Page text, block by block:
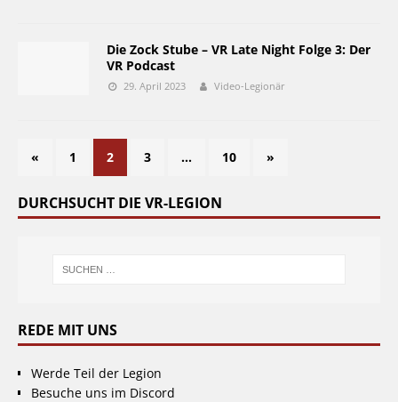
Die Zock Stube – VR Late Night Folge 3: Der
VR Podcast
29. April 2023 Video-Legionär
« 1 2 3 … 10 »
DURCHSUCHT DIE VR-LEGION
REDE MIT UNS
Werde Teil der Legion
Besuche uns im Discord